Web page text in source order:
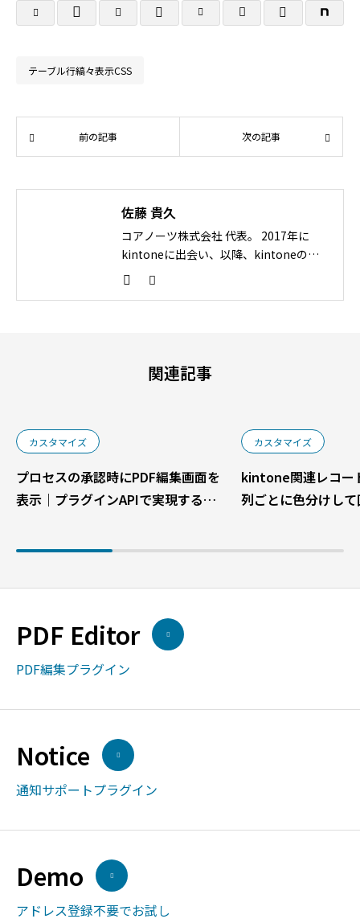
テーブル行縞々表示CSS
前の記事 次の記事
佐藤 貴久
コアノーツ株式会社 代表。 2017年に
kintoneに出会い、以降、kintoneの導
入支援・アプリ構築等のプロジェクトに
せることで、お客様の利益を最大化する
ソリューション創出を目指す。 サイボウ
スタマイズスペシャリスト」を保有。
関連記事
カスタマイズ
プロセスの承認時にPDF編集画面を
表示｜プラグインAPIで実現するカ
カスタマイズ
kintone関連レコー
列ごとに色分けし
PDF Editor
PDF編集プラグイン
Notice
通知サポートプラグイン
Demo
アドレス登録不要でお試し